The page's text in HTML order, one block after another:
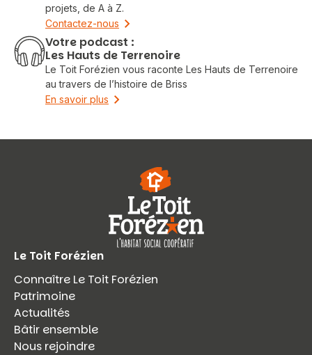
projets, de A à Z.
Contactez-nous
Votre podcast :
Les Hauts de Terrenoire
Le Toit Forézien vous raconte Les Hauts de Terrenoire
au travers de l’histoire de Briss
En savoir plus
Le Toit Forézien
Connaître Le Toit Forézien
Patrimoine
Actualités
Bâtir ensemble
Nous rejoindre